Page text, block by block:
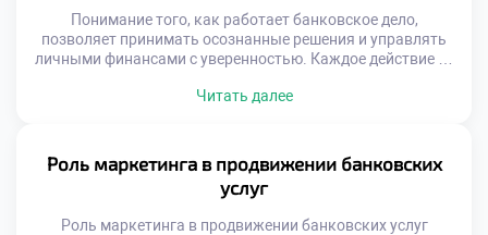
Понимание того, как работает банковское дело,
позволяет принимать осознанные решения и управлять
личными финансами с уверенностью. Каждое действие —
связано с принципами банковской деятельности.
как места, где хранят деньги или берут кредиты. […]
Читать далее
Роль маркетинга в продвижении банковских
услуг
Роль маркетинга в продвижении банковских услуг